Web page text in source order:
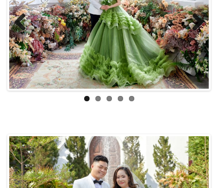
Previous Next